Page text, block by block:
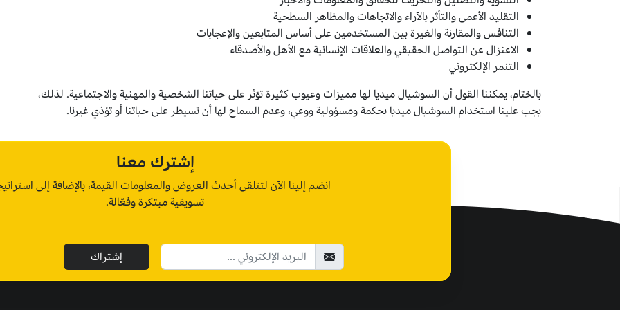
التقليد الأعمى والتأثر بالآراء والاتجاهات والمظاهر السطحية
التنافس والمقارنة والغيرة بين المستخدمين على أساس المتابعين والإعجابات
الاعنزال عن التواصل الحقيقي والعلاقات الإنسانية مع الأهل والأصدقاء
التنمر الإلكتروني
بالختام، يمكننا القول أن السوشيال ميديا لها مميزات وعيوب كثيرة تؤثر على حياتنا الشخصية والمهنية والاجتماعية. لذلك،
يجب علينا استخدام السوشيال ميديا بحكمة ومسؤولية ووعي، وعدم السماح لها أن تسيطر على حياتنا أو تؤذي غيرنا.
إشترك معنا
انضم إلينا الآن لتتلقى أحدث العروض والمعلومات القيمة، بالإضافة إلى
تسويقية مبتكرة وفعّالة.
إشتراك